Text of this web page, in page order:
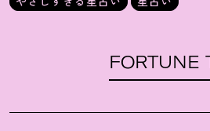
FORTUNE